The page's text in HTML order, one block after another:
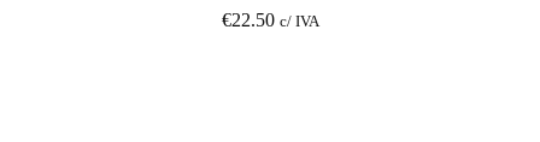
€22.50 c/ IVA